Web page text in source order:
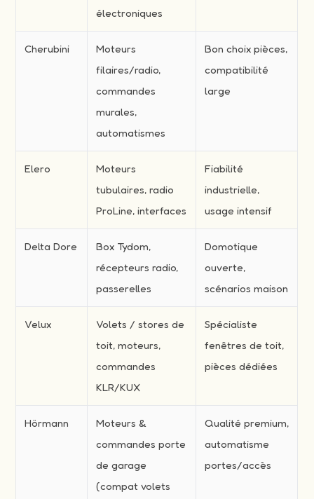
électroniques
Cherubini
Moteurs
filaires/radio,
commandes
murales,
automatismes
Bon choix pièces,
compatibilité
large
Elero
Moteurs
tubulaires, radio
ProLine, interfaces
Fiabilité
industrielle,
usage intensif
Delta Dore
Box Tydom,
récepteurs radio,
passerelles
Domotique
ouverte,
scénarios maison
Velux
Volets / stores de
toit, moteurs,
commandes
KLR/KUX
Spécialiste
fenêtres de toit,
pièces dédiées
Hörmann
Moteurs &
commandes porte
de garage
(compat volets
Qualité premium,
automatisme
portes/accès